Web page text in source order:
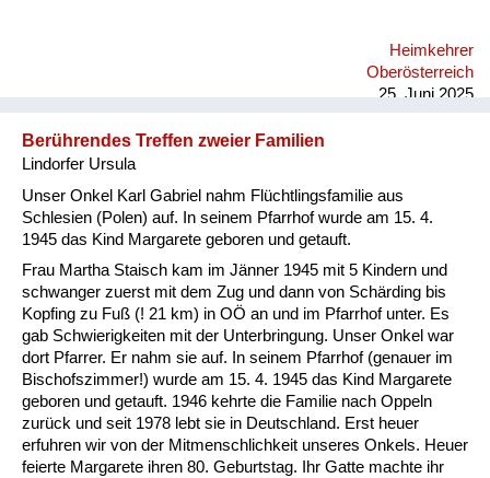
über Kontinente hinweg anbrüllt, und das ist einfach eineHeimkehrer
Oberösterreich
25. Juni 2025
Berührendes Treffen zweier Familien
Lindorfer Ursula
Unser Onkel Karl Gabriel nahm Flüchtlingsfamilie aus
Schlesien (Polen) auf. In seinem Pfarrhof wurde am 15. 4.
1945 das Kind Margarete geboren und getauft.
Frau Martha Staisch kam im Jänner 1945 mit 5 Kindern und
schwanger zuerst mit dem Zug und dann von Schärding bis
Kopfing zu Fuß (! 21 km) in OÖ an und im Pfarrhof unter. Es
gab Schwierigkeiten mit der Unterbringung. Unser Onkel war
dort Pfarrer. Er nahm sie auf. In seinem Pfarrhof (genauer im
Bischofszimmer!) wurde am 15. 4. 1945 das Kind Margarete
geboren und getauft. 1946 kehrte die Familie nach Oppeln
zurück und seit 1978 lebt sie in Deutschland. Erst heuer
erfuhren wir von der Mitmenschlichkeit unseres Onkels. Heuer
feierte Margarete ihren 80. Geburtstag. Ihr Gatte machte ihr